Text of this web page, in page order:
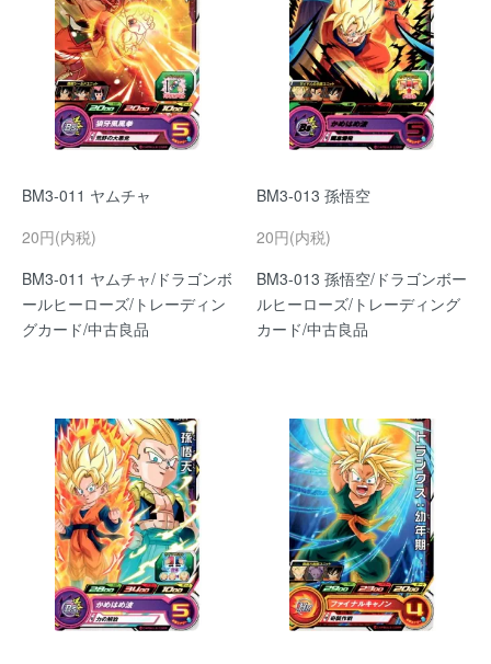
BM3-011 ヤムチャ
20円(内税)
BM3-011 ヤムチャ/ドラゴンボ
ールヒーローズ/トレーディン
グカード/中古良品
BM3-013 孫悟空
20円(内税)
BM3-013 孫悟空/ドラゴンボー
ルヒーローズ/トレーディング
カード/中古良品